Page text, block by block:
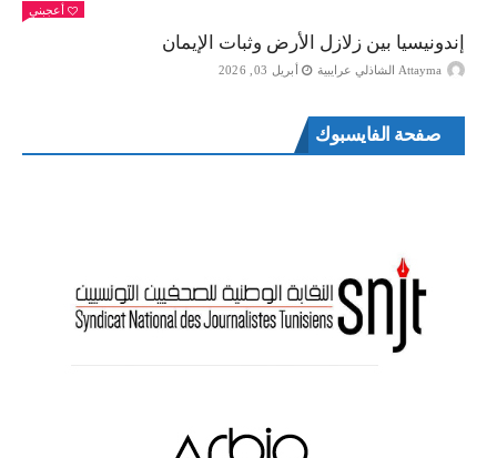
أعجبني
إندونيسيا بين زلازل الأرض وثبات الإيمان
Attayma الشاذلي عرايبية أبريل 03, 2026
صفحة الفايسبوك